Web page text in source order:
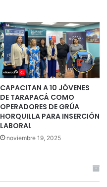
CAPACITAN A 10 JÓVENES
DE TARAPACÁ COMO
OPERADORES DE GRÚA
HORQUILLA PARA INSERCIÓN
LABORAL
noviembre 19, 2025